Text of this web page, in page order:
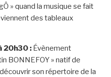
» quand la musique se fait
des tableaux
20h30 : Évènement
BONNEFOY » natif de
son répertoire de la